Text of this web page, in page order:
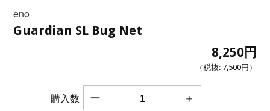
eno
Guardian SL Bug Net
8,250円
（税抜: 7,500円 ）
購入数 ー ＋